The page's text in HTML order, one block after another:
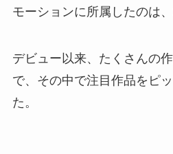
モーションに所属したのは
デビュー以来、たくさんの
で、その中で注目作品をピ
た。